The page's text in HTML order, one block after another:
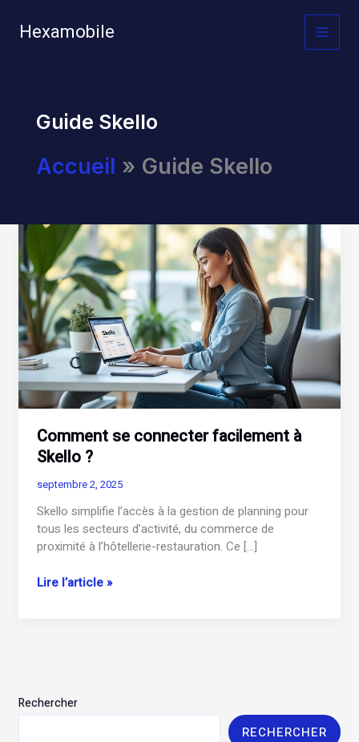
contenuHexamobile
Guide Skello
Accueil Guide Skello
Comment se connecter facilement à
Skello ?
septembre 2, 2025
Skello simplifie l’accès à la gestion de planning pour
tous les secteurs d’activité, du commerce de
proximité à l’hôtellerie-restauration. Ce […]
Comment
Lire l’article »
Rechercher
RECHERCHER